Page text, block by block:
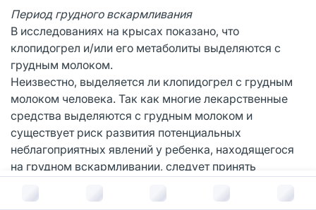
В корзину за
Период грудного вскармливания
В исследованиях на крысах показано, что
клопидогрел и/или его метаболиты выделяются с
грудным молоком.
Неизвестно, выделяется ли клопидогрел с грудным
молоком человека. Так как многие лекарственные
средства выделяются с грудным молоком и
существует риск развития потенциальных
неблагоприятных явлений у ребенка, находящегося
на грудном вскармливании, следует принять
или об отмене препарата с учетом необходимости его